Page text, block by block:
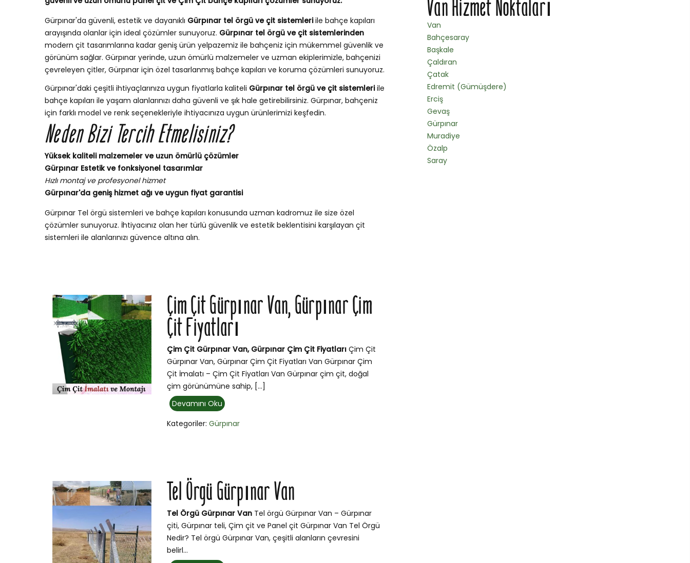
Van Hizmet Noktaları
Van
Bahçesaray
Başkale
Çaldıran
Çatak
Edremit (Gümüşdere)
Erciş
Gevaş
Gürpınar
Muradiye
Özalp
Saray
Gürpınar'da güvenli, estetik ve dayanıklı Gürpınar tel örgü ve çit sistemleriile bahçe kapıları
arayışında olanlar için ideal çözümler sunuyoruz. Gürpınar tel örgü ve çit sistemlerinden
modern çit tasarımlarına kadar geniş ürün yelpazemiz ile bahçeniz için mükemmel güvenlik ve
görünüm sağlar. Gürpınar yerinde, uzun ömürlü malzemeler ve uzman ekiplerimizle, bahçenizi
çevreleyen çitler, Gürpınar için özel tasarlanmış bahçe kapıları ve koruma çözümleri sunuyoruz.
Gürpınar'daki çeşitli ihtiyaçlarınıza uygun fiyatlarla kaliteli Gürpınar tel örgü ve çit sistemleriile
bahçe kapıları ile yaşam alanlarınızı daha güvenli ve şık hale getirebilirsiniz. Gürpınar, bahçeniz
için farklı model ve renk seçenekleriyle ihtiyacınıza uygun ürünlerimizi keşfedin.
Neden Bizi Tercih Etmelisiniz?
Yüksek kaliteli malzemeler ve uzun ömürlü çözümler
Gürpınar Estetik ve fonksiyonel tasarımlar
Hızlı montaj ve profesyonel hizmet
Gürpınar'da geniş hizmet ağı ve uygun fiyat garantisi
Gürpınar Tel örgü sistemleri ve bahçe kapıları konusunda uzman kadromuz ile size özel
çözümler sunuyoruz. İhtiyacınız olan her türlü güvenlik ve estetik beklentisini karşılayan çit
sistemleri ile alanlarınızı güvence altına alın.
Çim Çit Gürpınar Van, Gürpınar Çim
Çit Fiyatları
Çim Çit Gürpınar Van, Gürpınar Çim Çit Fiyatları Çim Çit
Gürpınar Van, Gürpınar Çim Çit Fiyatları Van Gürpınar Çim
Çit İmalatı – Çim Çit Fiyatları Van Gürpınar çim çit, doğal
çim görünümüne sahip, […]
Devamını Oku
Kategoriler:Gürpınar
Tel Örgü Gürpınar Van
Tel Örgü Gürpınar Van Tel örgü Gürpınar Van – Gürpınar
çiti, Gürpınar teli, Çim çit ve Panel çit Gürpınar Van Tel Örgü
Nedir? Tel örgü Gürpınar Van, çeşitli alanların çevresini
belirl...